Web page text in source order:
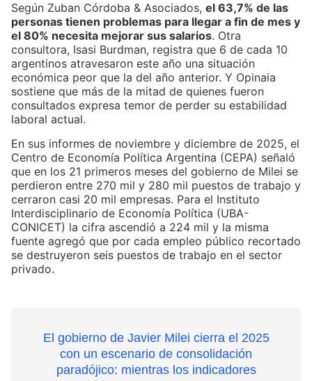
Según Zuban Córdoba & Asociados, el 63,7% de las
personas tienen problemas para llegar a fin de mes y
el 80% necesita mejorar sus salarios. Otra
consultora, Isasi Burdman, registra que 6 de cada 10
argentinos atravesaron este año una situación
económica peor que la del año anterior. Y Opinaia
sostiene que más de la mitad de quienes fueron
consultados expresa temor de perder su estabilidad
laboral actual.
En sus informes de noviembre y diciembre de 2025, el
Centro de Economía Política Argentina (CEPA) señaló
que en los 21 primeros meses del gobierno de Milei se
perdieron entre 270 mil y 280 mil puestos de trabajo y
cerraron casi 20 mil empresas. Para el Instituto
Interdisciplinario de Economía Política (UBA-
CONICET) la cifra ascendió a 224 mil y la misma
fuente agregó que por cada empleo público recortado
se destruyeron seis puestos de trabajo en el sector
privado.
El gobierno de Javier Milei cierra el 2025
con un escenario de consolidación
paradójico: mientras los indicadores